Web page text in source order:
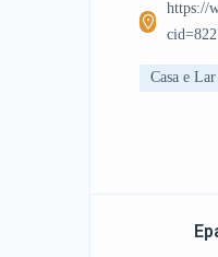
https://
Casa e Lar